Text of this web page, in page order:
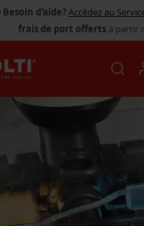
Besoin d'aide?Accédez au
frais de port offerts à partir